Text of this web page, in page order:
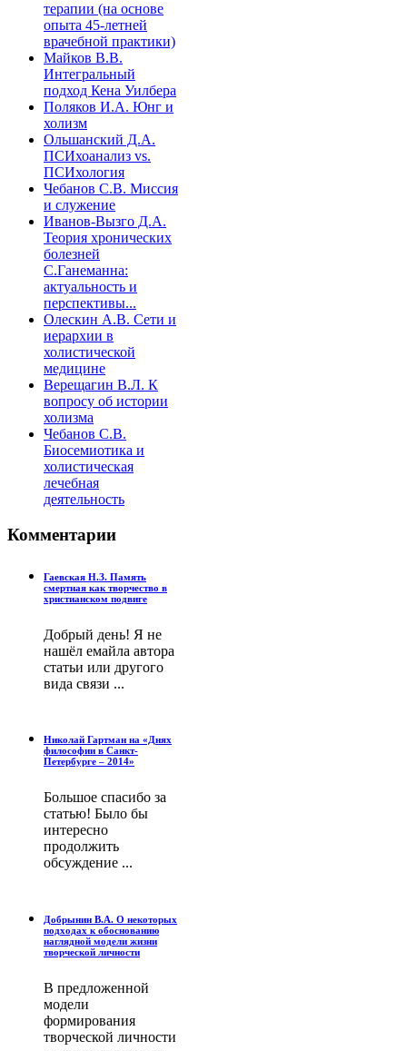
терапии (на основе
опыта 45-летней
врачебной практики)
Майков В.В.
Интегральный
подход Кена Уилбера
Поляков И.А. Юнг и
холизм
Ольшанский Д.А.
ПСИхоанализ vs.
ПСИхология
Чебанов С.В. Миссия
и служение
Иванов-Вызго Д.А.
Теория хронических
болезней
С.Ганеманна:
актуальность и
перспективы...
Олескин А.В. Сети и
иерархии в
холистической
медицине
Верещагин В.Л. К
вопросу об истории
холизма
Чебанов С.В.
Биосемиотика и
холистическая
лечебная
деятельность
Комментарии
Гаевская Н.З. Память
смертная как творчество в
христианском подвиге
Добрый день! Я не
нашёл емайла автора
статьи или другого
вида связи ...
Николай Гартман на «Днях
философии в Санкт-
Петербурге – 2014»
Большое спасибо за
статью! Было бы
интересно
продолжить
обсуждение ...
Добрынин В.А. О некоторых
подходах к обоснованию
наглядной модели жизни
творческой личности
В предложенной
модели
формирования
творческой личности